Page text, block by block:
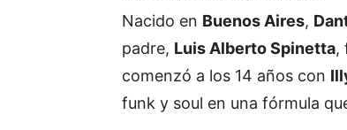
Nacido en Buenos Aires,
padre, Luis Alberto Spinetta,
comenzó a los 14 años con
funk y soul en una fórmula